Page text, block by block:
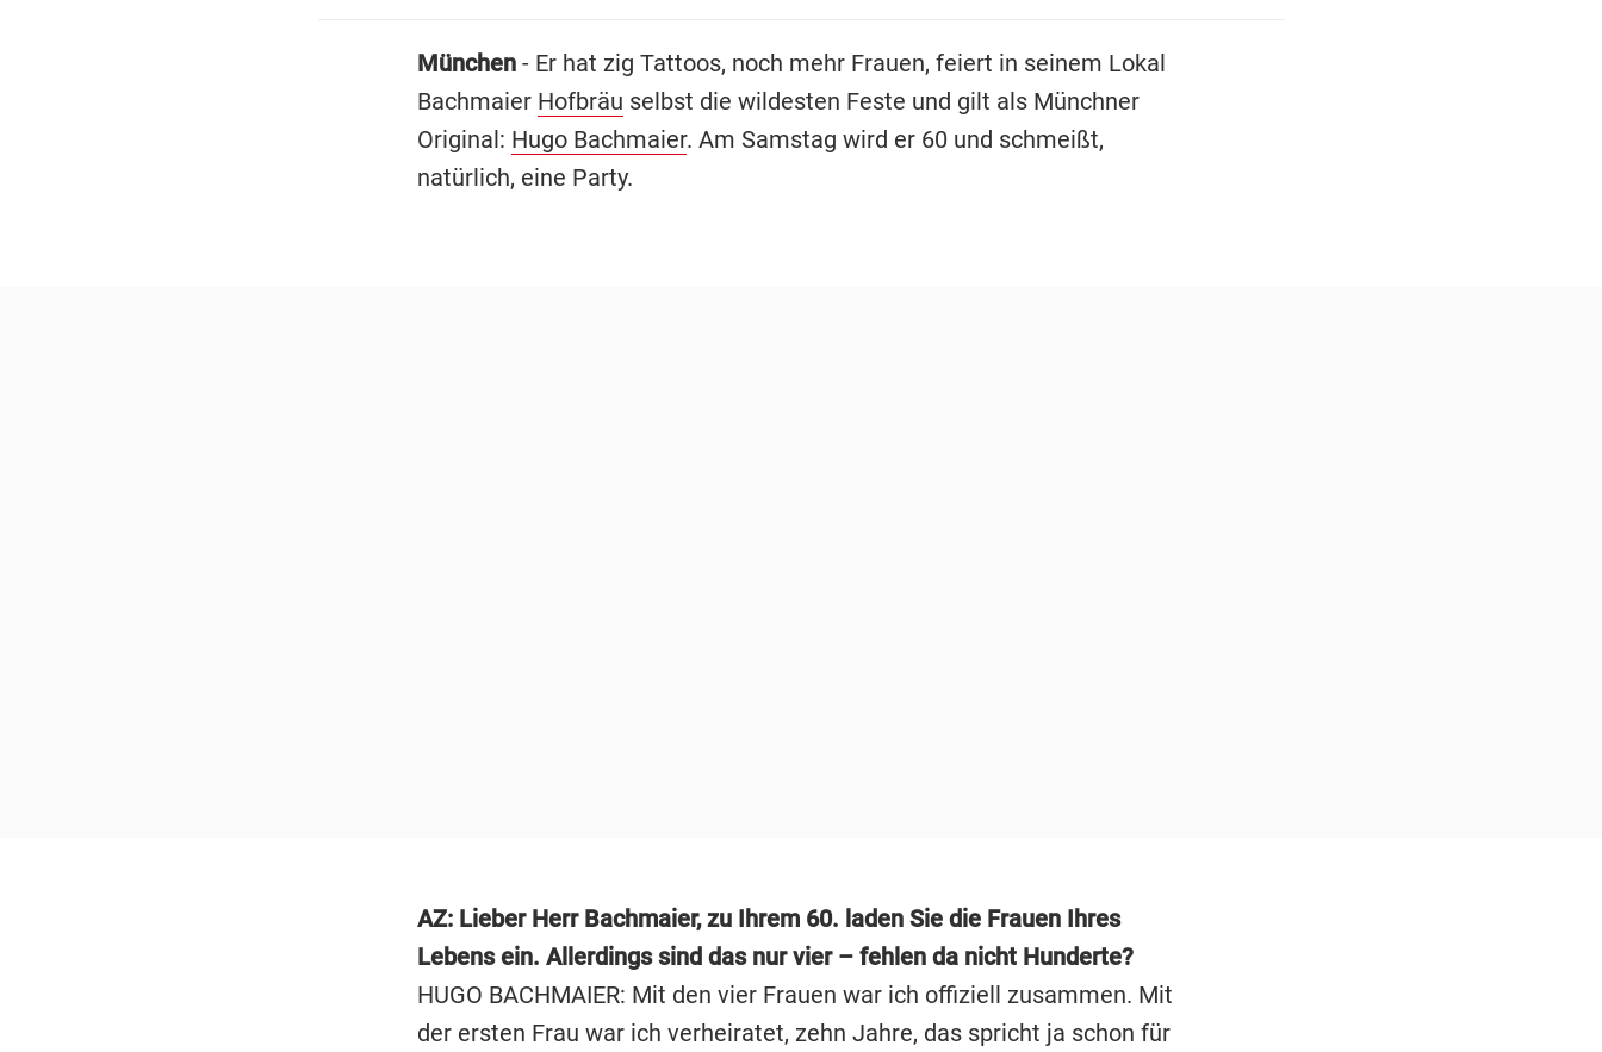
München- Er hat zig Tattoos, noch mehr Frauen, feiert in seinem Lokal
Bachmaier Hofbräu selbst die wildesten Feste und gilt als Münchner
Original: Hugo Bachmaier. Am Samstag wird er 60 und schmeißt,
natürlich, eine Party.
AZ: Lieber Herr Bachmaier, zu Ihrem 60. laden Sie die Frauen Ihres
Lebens ein. Allerdings sind das nur vier – fehlen da nicht Hunderte?
HUGO BACHMAIER: Mit den vier Frauen war ich offiziell zusammen. Mit
der ersten Frau war ich verheiratet, zehn Jahre, das spricht ja schon für